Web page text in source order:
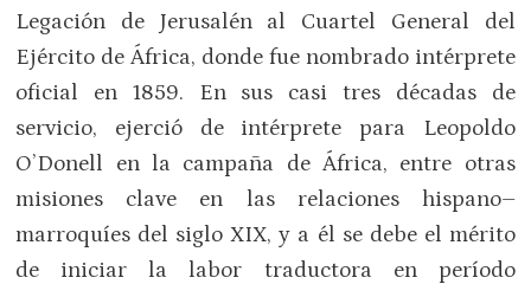
Legación de Jerusalén al Cuartel General del
Ejército de África, donde fue nombrado intérprete
oficial en 1859. En sus casi tres décadas de
servicio, ejerció de intérprete para Leopoldo
O’Donell en la campaña de África, entre otras
misiones clave en las relaciones hispano–
marroquíes del siglo XIX, y a él se debe el mérito
de iniciar la labor traductora en período